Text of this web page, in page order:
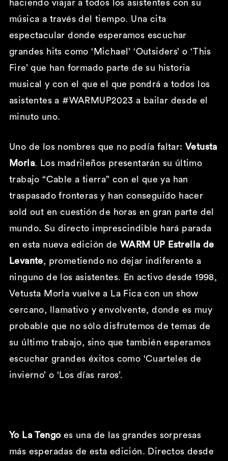
haciendo viajar a todos los asistentes con su
música a través del tiempo. Una cita
espectacular donde esperamos escuchar
grandes hits como ‘Michael’ ‘Outsiders’ o ‘This
Fire’ que han formado parte de su historia
musical y con el que el que pondrá a todos los
asistentes a #WARMUP2023 a bailar desde el
minuto uno.
Uno de los nombres que no podía faltar: Vetusta
Morla . Los madrileños presentarán su último
trabajo “Cable a tierra” con el que ya han
traspasado fronteras y han conseguido hacer
sold out en cuestión de horas en gran parte del
mundo. Su directo imprescindible hará parada
en esta nueva edición de WARM UP Estrella de
Levante , prometiendo no dejar indiferente a
ninguno de los asistentes. En activo desde 1998,
Vetusta Morla vuelve a La Fica con un show
cercano, llamativo y envolvente, donde es muy
probable que no sólo disfrutemos de temas de
su último trabajo, sino que también esperamos
escuchar grandes éxitos como ‘Cuarteles de
invierno’ o ‘Los días raros’.
Yo La Tengo es una de las grandes sorpresas
más esperadas de esta edición. Directos desde